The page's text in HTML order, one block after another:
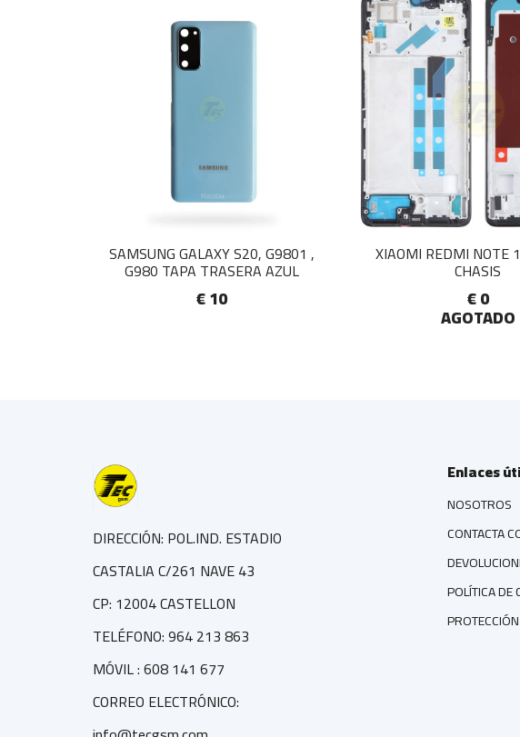
SAMSUNG GALAXY S20, G9801 ,
G980 TAPA TRASERA AZUL
€ 10
XIAOMI REDMI NOTE
CHASIS
€ 0
AGOTADO
DIRECCIÓN: POL.IND. ESTADIO
CASTALIA C/261 NAVE 43
CP: 12004 CASTELLON
TELÉFONO: 964 213 863
MÓVIL : 608 141 677
CORREO ELECTRÓNICO:
Enlaces
NOSOTROS
CONTACTA
POLÍTICA DE